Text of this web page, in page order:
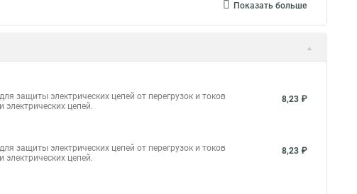
Показать больше
защиты электрических цепей от перегрузок и токов
цепей.
8,23 ₽
защиты электрических цепей от перегрузок и токов
цепей.
8,23 ₽